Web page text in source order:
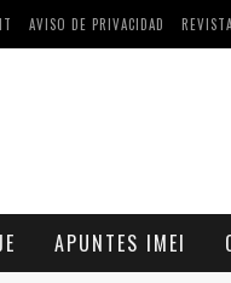
AVISO DE PRIVACIDAD
APUNTES IMEI